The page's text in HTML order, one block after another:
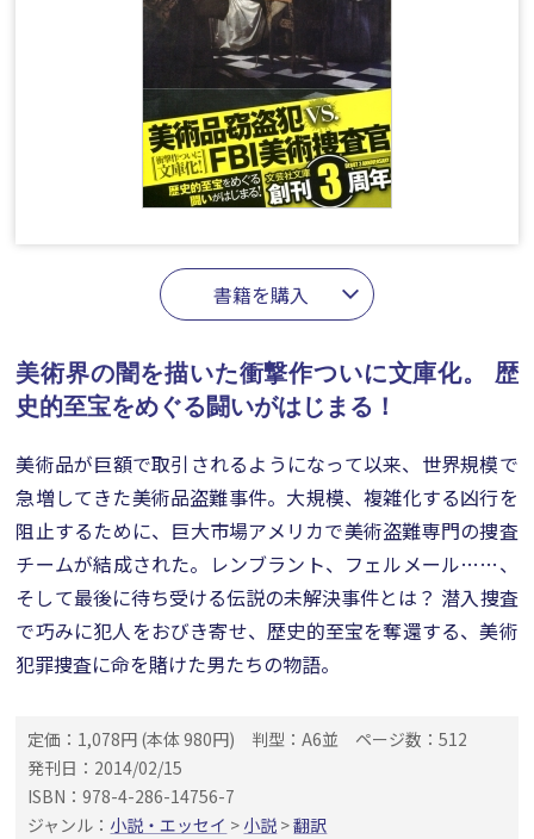
書籍を購入
美術界の闇を描いた衝撃作ついに文庫化。
歴
史的至宝をめぐる闘いがはじまる！
美術品が巨額で取引されるようになって以来、世界規模で
急増してきた美術品盗難事件。大規模、複雑化する凶行を
阻止するために、巨大市場アメリカで美術盗難専門の捜査
チームが結成された。レンブラント、フェルメール……、
そして最後に待ち受ける伝説の未解決事件とは？ 潜入捜査
で巧みに犯人をおびき寄せ、歴史的至宝を奪還する、美術
犯罪捜査に命を賭けた男たちの物語。
定価：1,078円 (本体 980円) 判型：A6並
ページ数：512
発刊日：2014/02/15
ISBN：978-4-286-14756-7
ジャンル： 小説・エッセイ > 小説 >翻訳